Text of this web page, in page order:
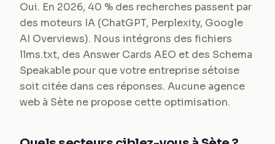
Oui. En 2026, 40 % des recherches passent par
des moteurs IA (ChatGPT, Perplexity, Google
AI Overviews). Nous intégrons des fichiers
llms.txt, des Answer Cards AEO et des Schema
Speakable pour que votre entreprise sétoise
soit citée dans ces réponses. Aucune agence
web à Sète ne propose cette optimisation.